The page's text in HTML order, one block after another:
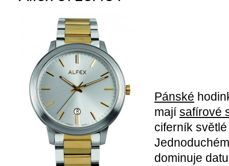
Pánské
majísafírové
ciferník
dominuje